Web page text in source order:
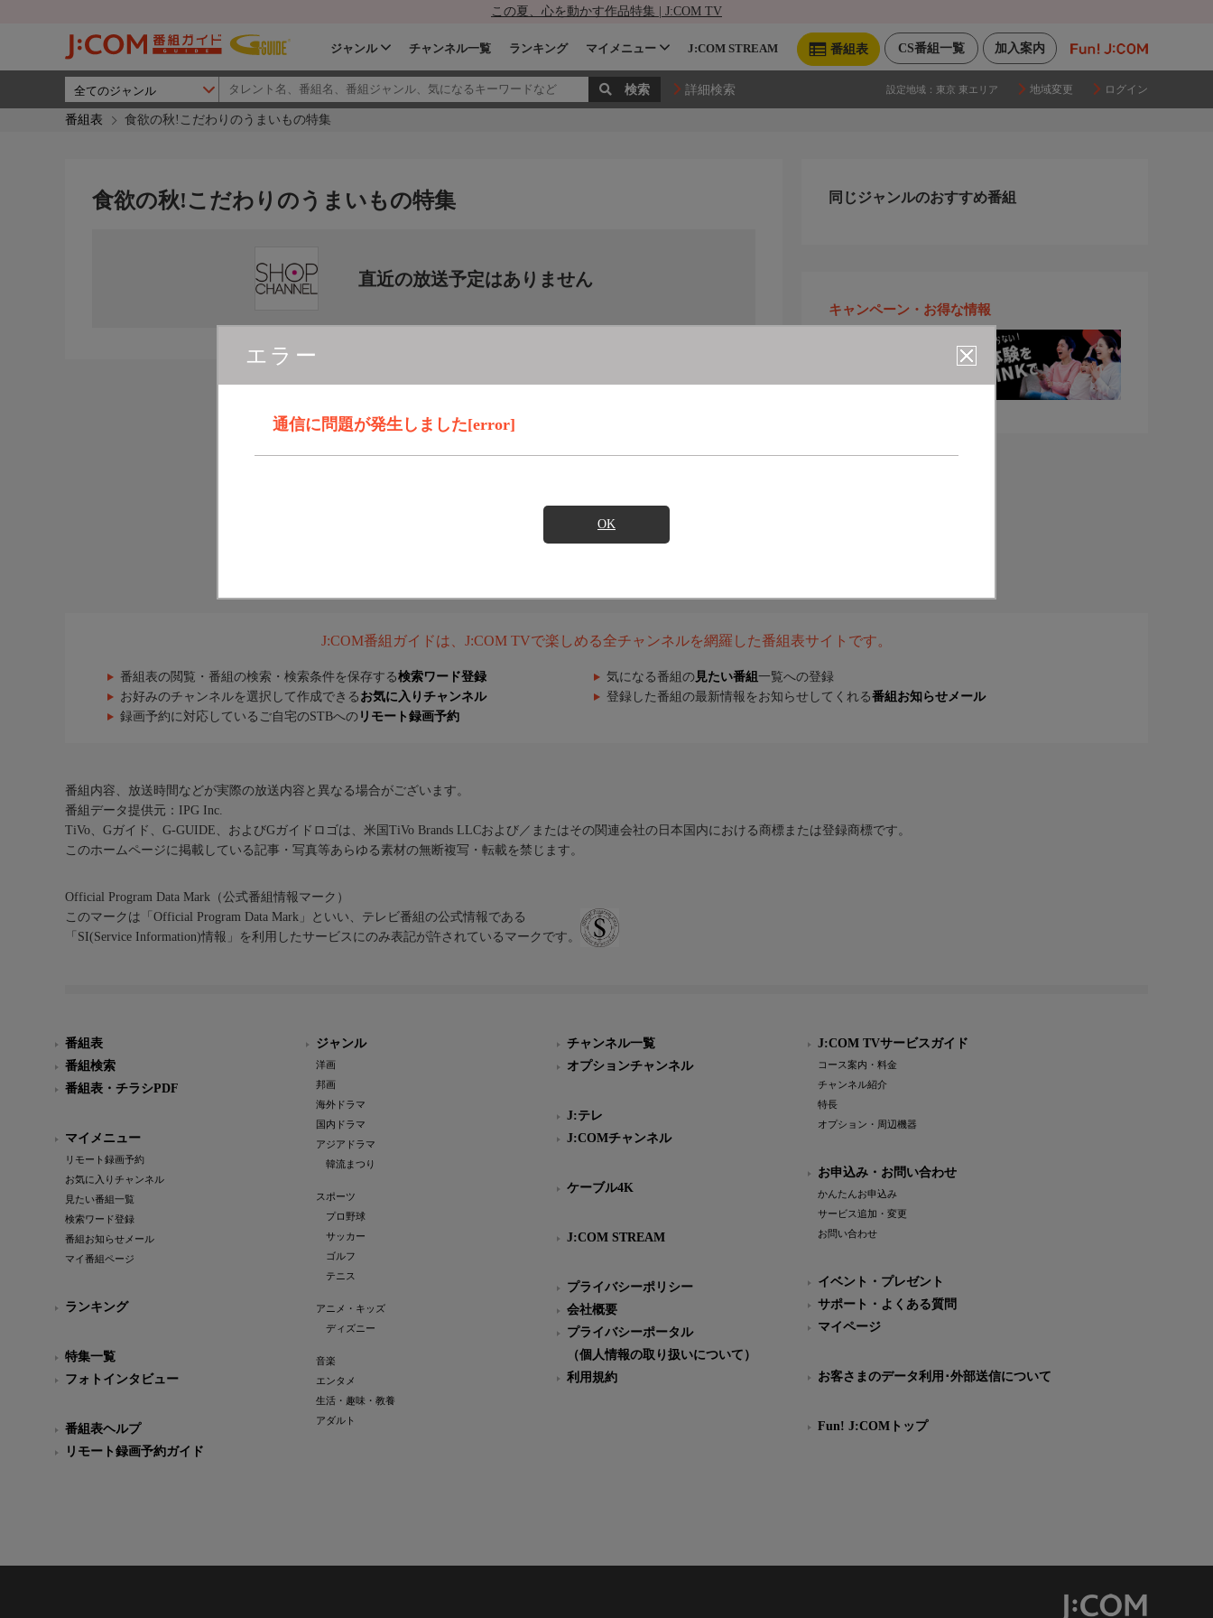
この夏、心を動かす作品特集 | J:COM TV
加入案内
CS番組一覧
番組表
ジャンル チャンネル一覧 ランキング マイメニュー J:COM STREAM
詳細検索 設定地域： 東京 東エリア 地域変更 ログイン
番組表 食欲の秋!こだわりのうまいもの特集
エラー
通信に問題が発生しました[error]
OK
食欲の秋!こだわりのうまいもの特集
直近の放送予定はありません
同じジャンルのおすすめ番組
キャンペーン・お得な情報
J:COM番組ガイドは、J:COM TVで楽しめる全チャンネルを網羅した番組表サイトです。
番組表の閲覧・番組の検索・検索条件を保存する検索ワード登録 気になる番組の 見たい番組 一覧への登録
お好みのチャンネルを選択して作成できる お気に入りチャンネル 登録した番組の最新情報をお知らせしてくれる番組お知らせメール
録画予約に対応しているご自宅のSTBへの リモート録画予約
番組内容、放送時間などが実際の放送内容と異なる場合がございます。
番組データ提供元：IPG Inc.
TiVo、Gガイド、G-GUIDE、およびGガイドロゴは、米国TiVo Brands LLCおよび／またはその関連会社の日本国内における商標または登録商標です。
このホームページに掲載している記事・写真等あらゆる素材の無断複写・転載を禁じます。
Official Program Data Mark（公式番組情報マーク）
このマークは「Official Program Data Mark」といい、テレビ番組の公式情報である
「SI(Service Information)情報」を利用したサービスにのみ表記が許されているマークです。
番組表
番組検索
番組表・チラシPDF
マイメニュー
リモート録画予約
お気に入りチャンネル
見たい番組一覧
検索ワード登録
番組お知らせメール
マイ番組ページ
ランキング
特集一覧
フォトインタビュー
番組表ヘルプ
リモート録画予約ガイド
ジャンル
洋画
邦画
海外ドラマ
国内ドラマ
アジアドラマ
韓流まつり
スポーツ
プロ野球
サッカー
ゴルフ
テニス
アニメ・キッズ
ディズニー
音楽
エンタメ
生活・趣味・教養
アダルト
チャンネル一覧
オプションチャンネル
J:テレ
J:COMチャンネル
ケーブル4K
J:COM STREAM
プライバシーポリシー
会社概要
プライバシーポータル
（個人情報の取り扱いについて）
利用規約
J:COM TVサービスガイド
コース案内・料金
チャンネル紹介
特長
オプション・周辺機器
お申込み・お問い合わせ
かんたんお申込み
サービス追加・変更
お問い合わせ
イベント・プレゼント
サポート・よくある質問
マイページ
お客さまのデータ利用･外部送信について
Fun! J:COMトップ